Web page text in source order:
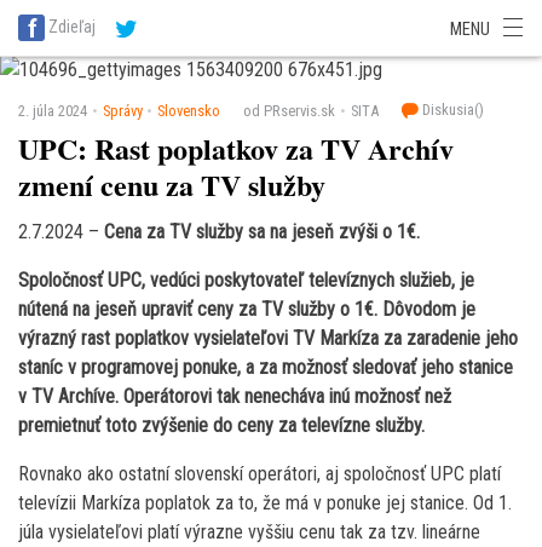
SITA Energetika
SITA Potravinárstvo
Zdieľaj MENU
2. júla 2024 Správy Slovensko od PRservis.sk SITA Diskusia()
UPC: Rast poplatkov za TV Archív
zmení cenu za TV služby
2.7.2024 – Cena za TV služby sa na jeseň zvýši o 1€.
Spoločnosť UPC, vedúci poskytovateľ televíznych služieb, je
nútená na jeseň upraviť ceny za TV služby o 1€. Dôvodom je
výrazný rast poplatkov vysielateľovi TV Markíza za zaradenie jeho
staníc v programovej ponuke, a za možnosť sledovať jeho stanice
v TV Archíve. Operátorovi tak nenecháva inú možnosť než
premietnuť toto zvýšenie do ceny za televízne služby.
Rovnako ako ostatní slovenskí operátori, aj spoločnosť UPC platí
televízii Markíza poplatok za to, že má v ponuke jej stanice. Od 1.
júla vysielateľovi platí výrazne vyššiu cenu tak za tzv. lineárne